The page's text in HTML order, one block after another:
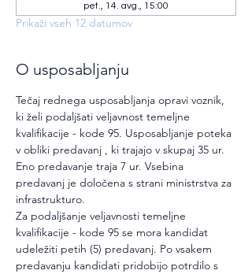
pet., 14. avg., 15:00
Prikaži vseh 12 datumov
O usposabljanju
Tečaj rednega usposabljanja opravi voznik,
ki želi podaljšati veljavnost temeljne
kvalifikacije - kode 95. Usposabljanje poteka
v obliki predavanj , ki trajajo v skupaj 35 ur.
Eno predavanje traja 7 ur. Vsebina
predavanj je določena s strani ministrstva za
infrastrukturo.
Za podaljšanje veljavnosti temeljne
kvalifikacije - kode 95 se mora kandidat
udeležiti petih (5) predavanj. Po vsakem
predavanju kandidati pridobijo potrdilo s